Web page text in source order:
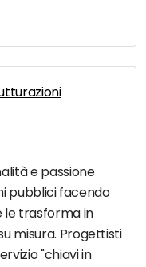
e passione
pubblici facendo
le trasforma in
misura. Progettisti
"chiavi in